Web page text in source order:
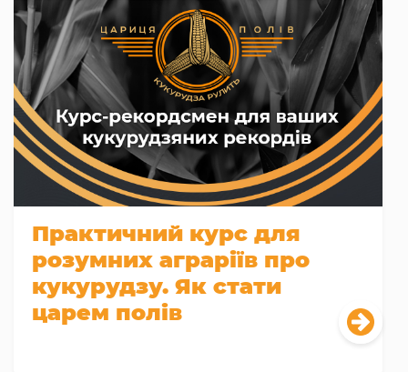
Практичний курс для
розумних аграріїв про
кукурудзу. Як стати
царем полів